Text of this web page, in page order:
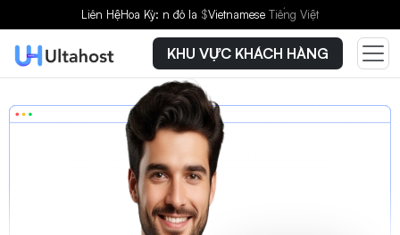
Liên HệHoa Kỳ: n đô la $Vietnamese Tiếng Việt
KHU VỰC KHÁCH HÀNG